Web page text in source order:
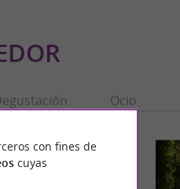
Ocio
con fines de
cuyas